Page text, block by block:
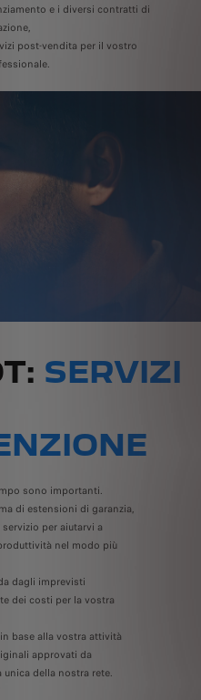
e i diversi contratti di
post-vendita per il vostro
SERVIZI
sono importanti.
di estensioni di garanzia,
per aiutarvi a
nel modo più
dagli imprevisti
dei costi per la vostra
base alla vostra attività
approvati da
unica della nostra rete.